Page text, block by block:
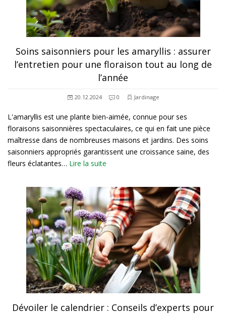
Soins saisonniers pour les amaryllis : assurer
l’entretien pour une floraison tout au long de
l’année
20.12.2024 0 Jardinage
L'amaryllis est une plante bien-aimée, connue pour ses
floraisons saisonnières spectaculaires, ce qui en fait une pièce
maîtresse dans de nombreuses maisons et jardins. Des soins
saisonniers appropriés garantissent une croissance saine, des
fleurs éclatantes… Lire la suite
Dévoiler le calendrier : Conseils d’experts pour